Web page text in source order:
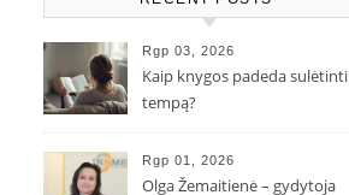
Rgp 03, 2026
Kaip knygos padeda sulėtinti
tempą?
Rgp 01, 2026
Olga Žemaitienė – gydytoja